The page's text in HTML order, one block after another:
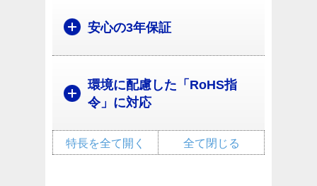
安心の3年保証
環境に配慮した「RoHS指
令」に対応
全て閉じる
特長を全て開く